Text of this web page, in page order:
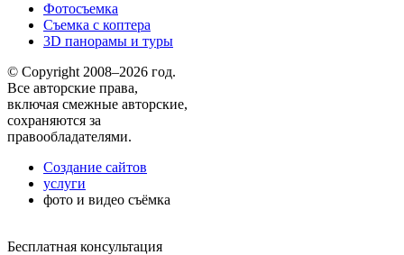
Фотосъемка
Съемка с коптера
3D панорамы и туры
© Copyright 2008–2026 год.
Все авторские права,
включая смежные авторские,
сохраняются за
правообладателями.
Создание сайтов
услуги
фото и видео съёмка
Бесплатная консультация